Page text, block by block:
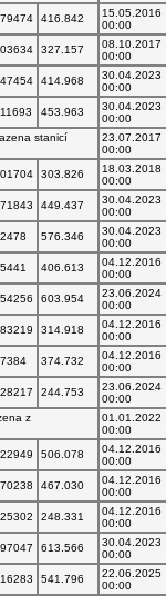
416.842
15.05.2016
00:00
327.157
08.10.2017
00:00
414.968
30.04.2023
00:00
453.963
30.04.2023
00:00
stanicí
23.07.2017
00:00
303.826
18.03.2018
00:00
449.437
30.04.2023
00:00
576.346
30.04.2023
00:00
406.613
04.12.2016
00:00
603.954
23.06.2024
00:00
314.918
04.12.2016
00:00
374.732
04.12.2016
00:00
244.753
23.06.2024
00:00
z
01.01.2022
00:00
506.078
04.12.2016
00:00
467.030
04.12.2016
00:00
248.331
04.12.2016
00:00
613.566
30.04.2023
00:00
541.796
22.06.2025
00:00